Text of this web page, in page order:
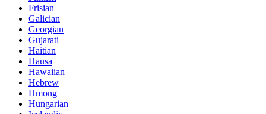
Frisian
Galician
Georgian
Gujarati
Haitian
Hausa
Hawaiian
Hebrew
Hmong
Hungarian